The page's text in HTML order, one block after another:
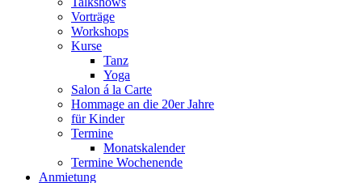
Vorträge
Workshops
Kurse
Tanz
Yoga
Salon á la Carte
Hommage an die 20er Jahre
für Kinder
Termine
Monatskalender
Termine Wochenende
Anmietung